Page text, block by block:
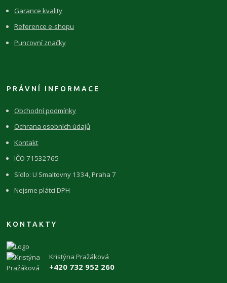
Garance kvality
Reference e-shopu
Puncovní značky
PRÁVNÍ INFORMACE
Obchodní podmínky
Ochrana osobních údajů
Kontakt
IČO 71532765
Sídlo: U Smaltovny 1334, Praha 7
Nejsme plátci DPH
KONTAKTY
Kristýna Pražáková
+420 732 952 260